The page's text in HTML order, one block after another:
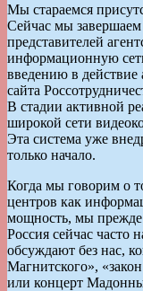
Мы стараемся
Сейчас мы завершаем
представителей
информационную
введению в действие
сайта
В стадии активной
широкой сети
Эта система уже
только начало.
Когда мы говорим о
центров как
мощность, мы прежде
Россия сейчас часто
обсуждают без нас,
Магнитского»,
или концерт